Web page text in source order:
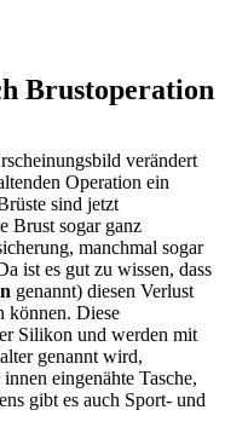
Brustoperation
verändert
Operation ein
sind jetzt
Brust sogar ganz
manchmal sogar
ist es gut zu wissen, dass
genannt) diesen Verlust
können. Diese
Silikon und werden mit
genannt wird,
eingenähte Tasche,
gibt es auch Sport- und